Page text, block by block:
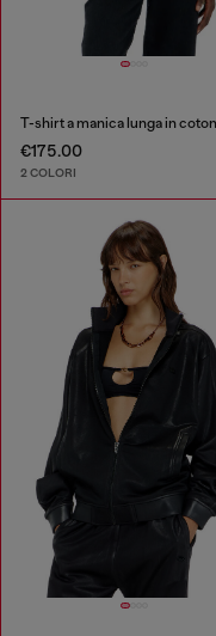
€175.00
2 COLORI